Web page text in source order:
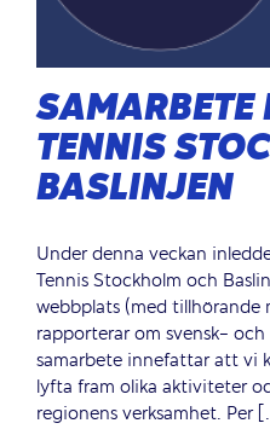
SAMARBETE
TENNIS
BASLINJEN
Under denna veckan
Tennis Stockholm och
webbplats (med tillhörande
rapporterar om svensk-
samarbete innefattar att vi
lyfta fram olika aktiviteter
regionens verksamhet. Per